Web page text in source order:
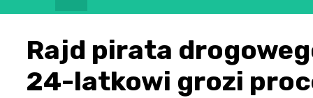
Rajd pirata
24-latkowi grozi